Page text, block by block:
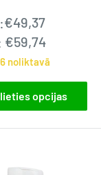
:€49,37
€59,74
noliktavā
opcijas